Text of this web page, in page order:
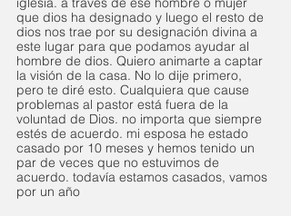
que dios ha designado y luego el resto de
dios nos trae por su designación divina a
este lugar para que podamos ayudar al
hombre de dios. Quiero animarte a captar
la visión de la casa. No lo dije primero,
pero te diré esto. Cualquiera que cause
problemas al pastor está fuera de la
voluntad de Dios. no importa que siempre
estés de acuerdo. mi esposa he estado
casado por 10 meses y hemos tenido un
par de veces que no estuvimos de
acuerdo. todavía estamos casados, vamos
por un año